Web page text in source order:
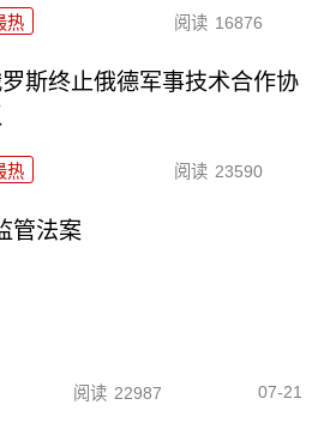
热 阅读 16876
斯终止俄德军事技术合作协
热 阅读 23590
管法案
阅读 22987 07-21